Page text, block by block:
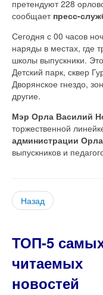
претендуют 228
сообщает пресс-
Сегодня с 00 часов
наряды в местах, где
школы выпускники.
Детский парк, сквер
Дворянское гнездо,
другие.
Мэр Орла Василий
торжественной
администрации
выпускников и
Назад
ТОП-5
читаемых
новостей